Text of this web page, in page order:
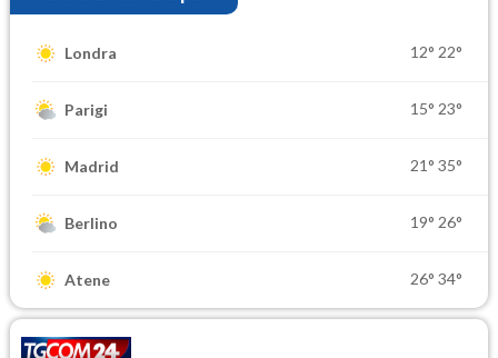
Londra 12° 22°
Parigi 15° 23°
Madrid 21° 35°
Berlino 19° 26°
Atene 26° 34°